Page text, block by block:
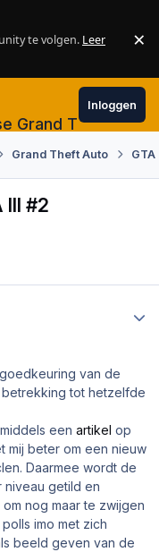
te volgen. Leer
×
Grand Theft Auto
Inloggen
Grand Theft Auto
#2
van de
tot hetzelfde
een artikel op
mij beter om een nieuw
Daarmee wordt de
getild en
nog maar te zwijgen
imo met zich
beeld geven van de